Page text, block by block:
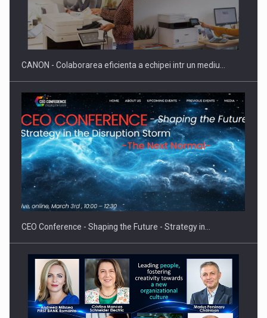
Producatorii si comerciantii care nu se supun noilor
reglementari…
Proteinmaxxing and the Future of Protein Demand
CANON - Colaborarea eficienta a echipei intr un mediu…
CEO Conference - Shaping the Future - Strategy in…